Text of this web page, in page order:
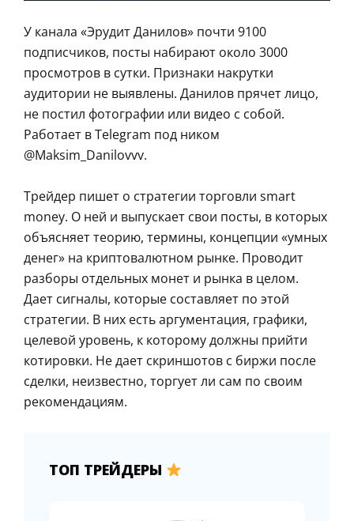
У канала «Эрудит Данилов» почти 9100
подписчиков, посты набирают около 3000
просмотров в сутки. Признаки накрутки
аудитории не выявлены. Данилов прячет лицо,
не постил фотографии или видео с собой.
Работает в Telegram под ником
@Maksim_Danilovvv.
Трейдер пишет о стратегии торговли smart
money. О ней и выпускает свои посты, в которых
объясняет теорию, термины, концепции «умных
денег» на криптовалютном рынке. Проводит
разборы отдельных монет и рынка в целом.
Дает сигналы, которые составляет по этой
стратегии. В них есть аргументация, графики,
целевой уровень, к которому должны прийти
котировки. Не дает скриншотов с биржи после
сделки, неизвестно, торгует ли сам по своим
рекомендациям.
ТОП ТРЕЙДЕРЫ